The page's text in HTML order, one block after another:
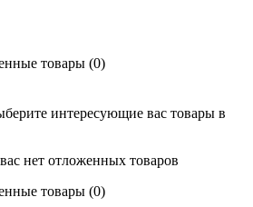
товары (0)
интересующие вас товары в
нет отложенных товаров
товары (0)